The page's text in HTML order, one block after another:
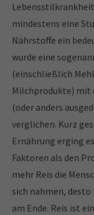
mindestens eine
Nährstoffe ein
wurde eine
(einschließlich
Milchprodukte)
(oder anders
verglichen. Kurz
Ernährung erging
Faktoren als den
mehr Reis die
sich nahmen,
am Ende. Reis ist